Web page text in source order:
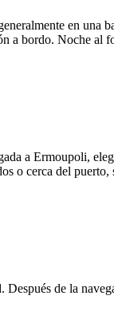
en una
a bordo. Noche al
a Ermoupoli,
o cerca del puerto,
de la